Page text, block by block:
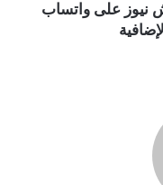
نيوز على واتساب